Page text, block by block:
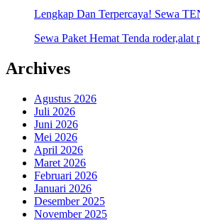
Lengkap Dan Terpercaya! Sewa
Sewa Paket Hemat Tenda roder,alat
Archives
Agustus 2026
Juli 2026
Juni 2026
Mei 2026
April 2026
Maret 2026
Februari 2026
Januari 2026
Desember 2025
November 2025